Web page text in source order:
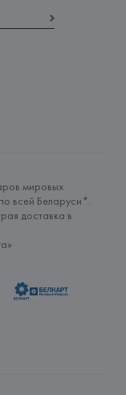
мировых
всей Беларуси*.
доставка в
»